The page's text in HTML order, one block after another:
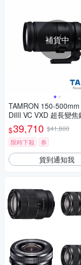
補貨中
TAMRON 150-
DiIII VC VXD 超長變焦
司貨 FUJIFILM X 接環
$39,710 $41,800
限時下殺
券
貨到通知我